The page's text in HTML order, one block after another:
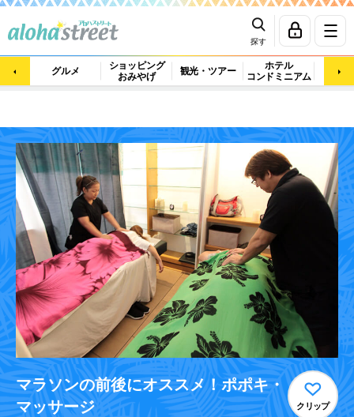
探す
グルメ
ショッピング
おみやげ
観光・ツアー
ホテル
コンドミニアム
マッ
マラソンの前後にオススメ！ポポキ・
マッサージ
クリップ